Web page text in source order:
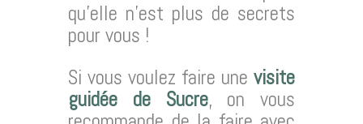
qu’elle n’est plus de secrets
pour vous !
Si vous voulez faire une visite
guidée de Sucre, on vous